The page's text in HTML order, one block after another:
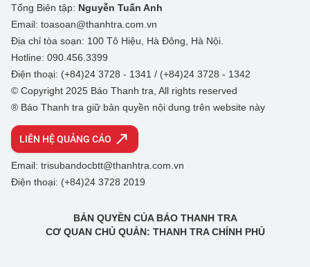
Tổng Biên tập: Nguyễn Tuấn Anh
Email: toasoan@thanhtra.com.vn
Địa chỉ tòa soạn: 100 Tô Hiệu, Hà Đông, Hà Nội.
Hotline: 090.456.3399
Điện thoại: (+84)24 3728 - 1341 / (+84)24 3728 - 1342
© Copyright 2025 Báo Thanh tra, All rights reserved
® Báo Thanh tra giữ bản quyền nội dung trên website này
LIÊN HỆ QUẢNG CÁO
Email: trisubandocbtt@thanhtra.com.vn
Điện thoại: (+84)24 3728 2019
BẢN QUYỀN CỦA BÁO THANH TRA
CƠ QUAN CHỦ QUẢN: THANH TRA CHÍNH PHỦ